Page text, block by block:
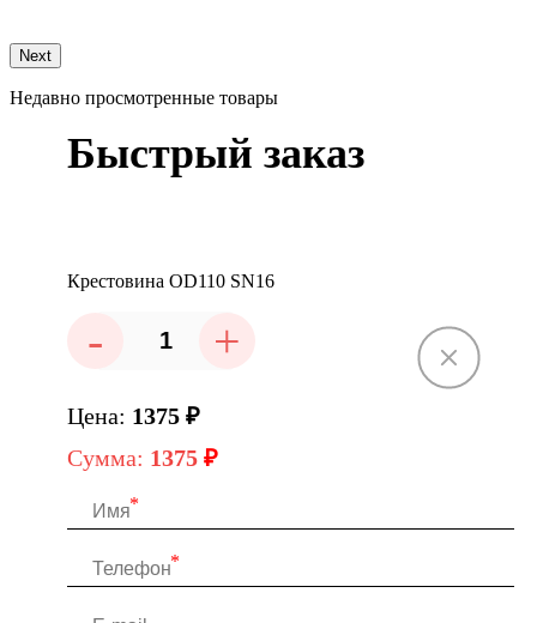
Next
Недавно просмотренные товары
Быстрый заказ
Крестовина OD110 SN16
- +
Цена: 1375 ₽
Сумма: 1375 ₽